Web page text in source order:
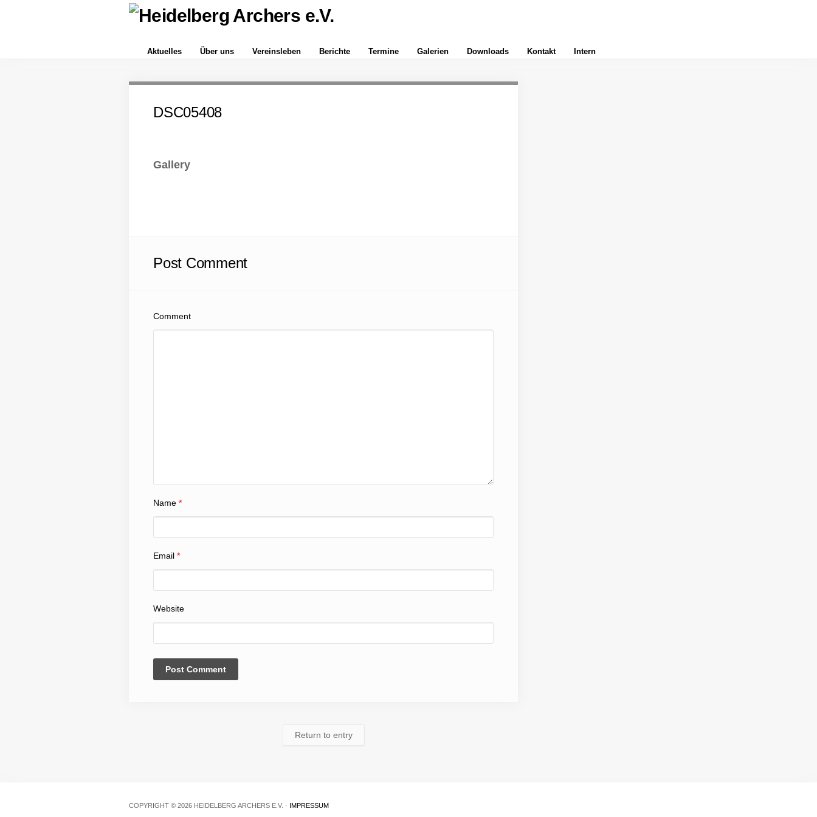
Aktuelles Über uns Vereinsleben Berichte Termine Galerien Downloads Kontakt Intern
DSC05408
Gallery
Post Comment
Comment
Name *
Email *
Website
Return to entry
COPYRIGHT © 2026 HEIDELBERG ARCHERS E.V. · IMPRESSUM